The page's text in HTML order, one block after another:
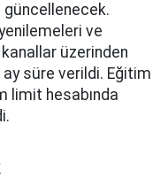
güncellenecek.
ve
üzerinden
süre verildi. Eğitim
limit hesabında